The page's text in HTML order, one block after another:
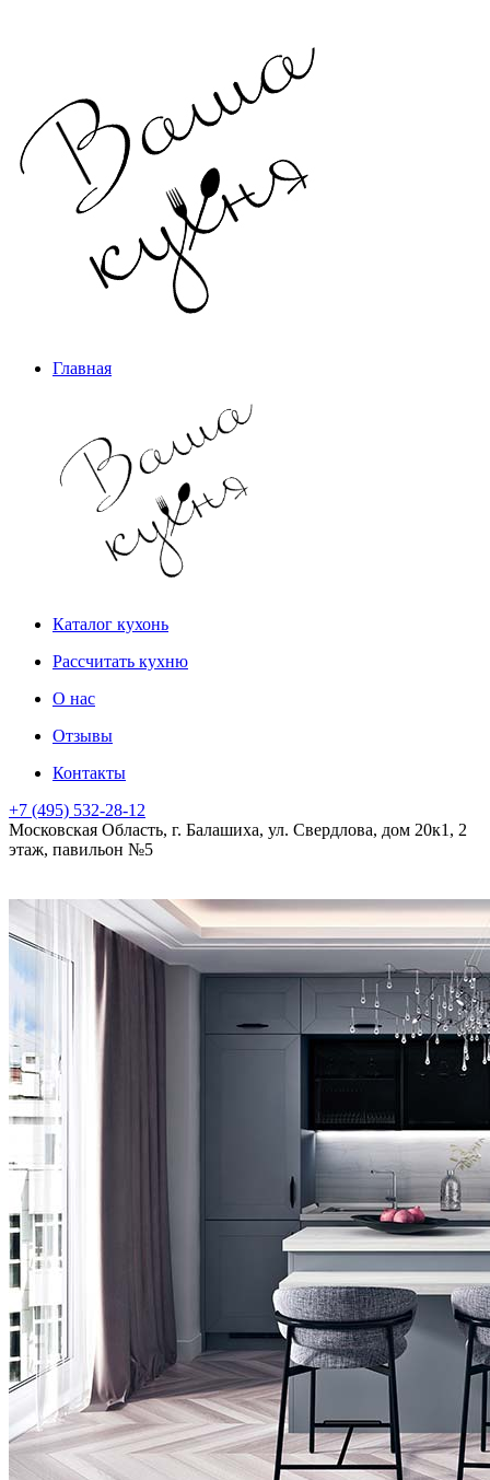
Главная
Каталог кухонь
Рассчитать кухню
О нас
Отзывы
Контакты
+7 (495) 532-28-12
Московская Область, г. Балашиха, ул. Свердлова, дом 20к1, 2
этаж, павильон №5